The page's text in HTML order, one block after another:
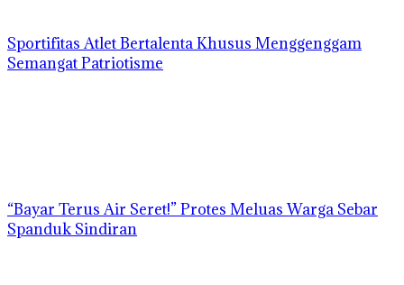
Sportifitas Atlet Bertalenta Khusus Menggenggam
Semangat Patriotisme
“Bayar Terus Air Seret!” Protes Meluas Warga Sebar
Spanduk Sindiran